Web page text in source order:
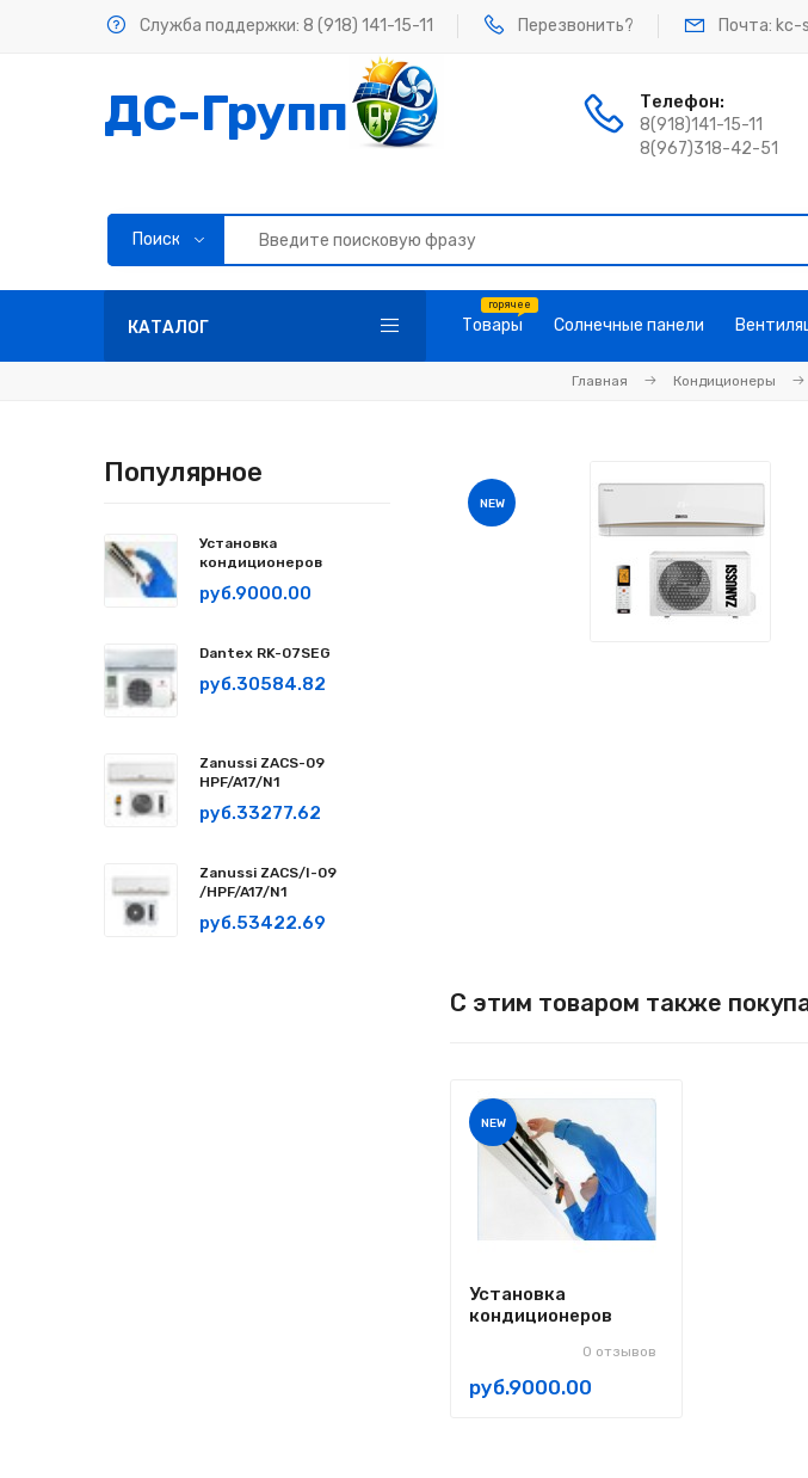
Служба поддержки: 8 (918) 141-15-11 Перезвонить? Почта: kc-
ДС-Групп Телефон:
8(918)141-15-11
8(967)318-42-51
КАТАЛОГ Товары Солнечные панели
Главная Кондиционеры
NEW
С этим товаром также
NEW
Установка
кондиционеров
0 отзывов
руб.9000.00
Популярное
Установка
кондиционеров
руб.9000.00
Dantex RK-07SEG
руб.30584.82
Zanussi ZACS-09
HPF/A17/N1
руб.33277.62
Zanussi ZACS/I-09
/HPF/A17/N1
руб.53422.69